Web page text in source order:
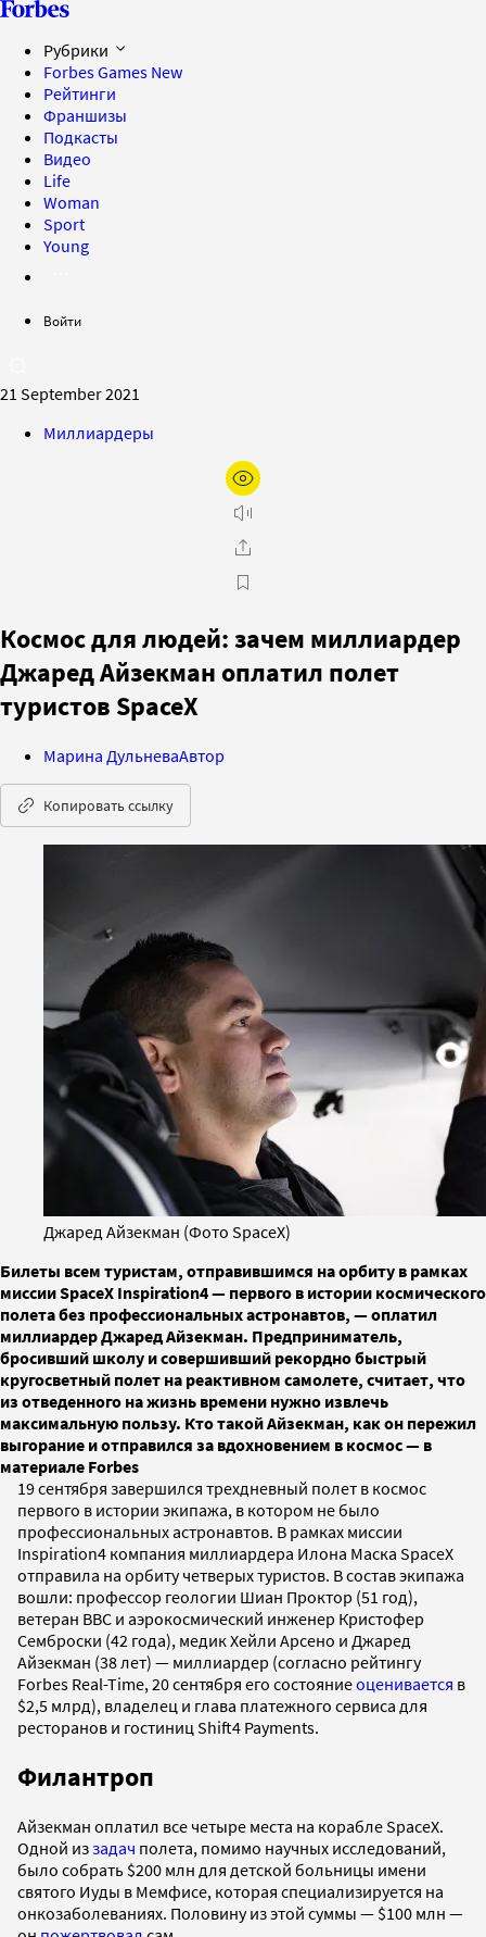
Рубрики
Forbes Games New
Рейтинги
Франшизы
Подкасты
Видео
Life
Woman
Sport
Young
Войти
21 September 2021
Миллиардеры
Космос для людей: зачем миллиардер
Джаред Айзекман оплатил полет
туристов SpaceX
Марина ДульневаАвтор
Копировать ссылку
Джаред Айзекман (Фото SpaceX)
Билеты всем туристам, отправившимся на орбиту в рамках
миссии SpaceX Inspiration4 — первого в истории космического
полета без профессиональных астронавтов, — оплатил
миллиардер Джаред Айзекман. Предприниматель,
бросивший школу и совершивший рекордно быстрый
кругосветный полет на реактивном самолете, считает, что
из отведенного на жизнь времени нужно извлечь
максимальную пользу. Кто такой Айзекман, как он пережил
выгорание и отправился за вдохновением в космос — в
материале Forbes
19 сентября завершился трехдневный полет в космос
первого в истории экипажа, в котором не было
профессиональных астронавтов. В рамках миссии
Inspiration4 компания миллиардера Илона Маска SpaceX
отправила на орбиту четверых туристов. В состав экипажа
вошли: профессор геологии Шиан Проктор (51 год),
ветеран ВВС и аэрокосмический инженер Кристофер
Семброски (42 года), медик Хейли Арсено и Джаред
Айзекман (38 лет) — миллиардер (согласно рейтингу
Forbes Real-Time, 20 сентября его состояниеоценивается в
$2,5 млрд), владелец и глава платежного сервиса для
ресторанов и гостиниц Shift4 Payments.
Филантроп
Айзекман оплатил все четыре места на корабле SpaceX.
Одной иззадач полета, помимо научных исследований,
было собрать $200 млн для детской больницы имени
святого Иуды в Мемфисе, которая специализируется на
онкозаболеваниях. Половину из этой суммы — $100 млн —